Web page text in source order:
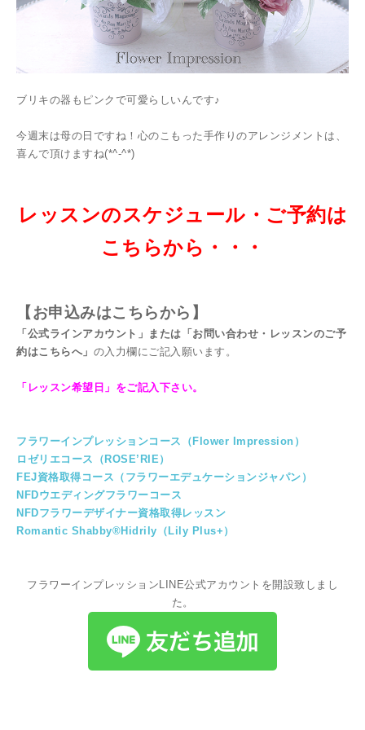
ブリキの器もピンクで可愛らしいんです♪
今週末は母の日ですね！心のこもった手作りのアレンジメントは、
喜んで頂けますね(*^-^*)
レッスンのスケジュール・ご予約は
こちらから・・・
【お申込みはこちらから】
「公式ラインアカウント」または「お問い合わせ・レッスンのご予
約はこちらへ」 の入力欄にご記入願います。
「レッスン希望日」をご記入下さい。
フラワーインプレッションコース（Flower Impression）
ロゼリエコース（ROSE’RIE）
FEJ資格取得コース（フラワーエデュケーションジャパン）
NFDウエディングフラワーコース
NFDフラワーデザイナー資格取得レッスン
Romantic Shabby®Hidrily（Lily Plus+）
フラワーインプレッションLINE公式アカウントを開設致しまし
た。